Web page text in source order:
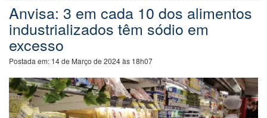
Anvisa: 3 em cada 10 dos alimentos
industrializados têm sódio em
excesso
Postada em: 14 de Março de 2024 às 18h07